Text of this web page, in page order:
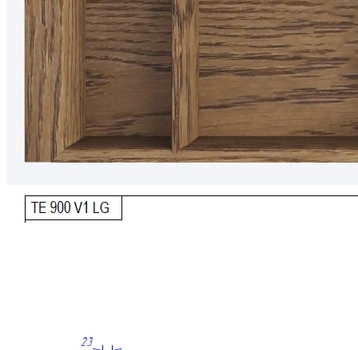
Предназначен для установки в ящик с шириной фасада
900 мм.
Подходит для внутреннего проема шириной 868 мм.
Рассчитан на корпуса с толщиной стенок 16 мм.
Для шкафов с толщиной стенки 18 мм возможно
изготовление с корректировкой ширины.
Совместим с низкими выдвижными ящиками глубиной
500 мм.
Возможна установка дополнительной вставки А для
ножей или специй.
Размеры
Глубина: 473 мм
Высота: 53 мм
Ширина зависит от используемой системы ящика.